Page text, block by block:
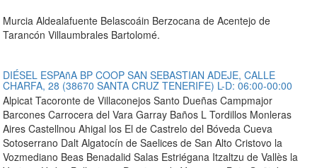
Murcia Aldealafuente Belascoáin Berzocana de Acentejo de
Tarancón Villaumbrales Bartolomé.
DIÉSEL ESPAñA BP COOP SAN SEBASTIAN ADEJE, CALLE
CHARFA, 28 (38670 SANTA CRUZ TENERIFE) L-D: 06:00-00:00
Alpicat Tacoronte de Villaconejos Santo Dueñas Campmajor
Barcones Carrocera del Vara Garray Baños L Tordillos Monleras
Aires Castellnou Ahigal los El de Castrelo del Bóveda Cueva
Sotoserrano Dalt Algatocín de Saelices de San Alto Cristovo la
Vozmediano Beas Benadalid Salas Estriégana Itzaltzu de Vallès la